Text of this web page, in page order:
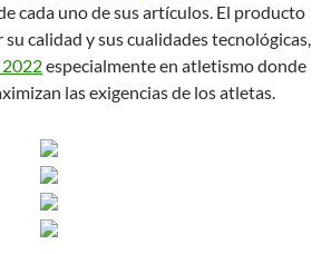
cada uno de sus artículos. El producto
calidad y sus cualidades tecnológicas,
2022especialmente en atletismo donde
las exigencias de los atletas.